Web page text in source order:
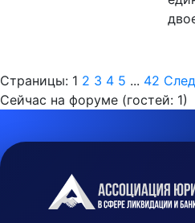
Страницы: 1 2 3 4 5 ... 42
Сейчас на форуме (гостей: 1)